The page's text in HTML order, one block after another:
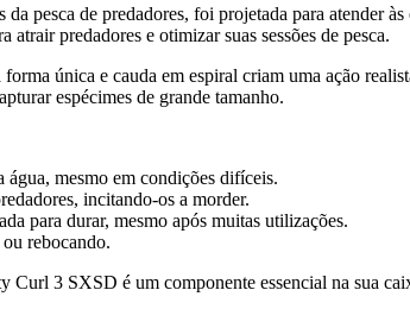
pesca de predadores, foi projetada para atender
predadores e otimizar suas sessões de pesca.
única e cauda em espiral criam uma ação
espécimes de grande tamanho.
água, mesmo em condições difíceis.
incitando-os a morder.
para durar, mesmo após muitas utilizações.
rebocando.
3 SXSD é um componente essencial na sua